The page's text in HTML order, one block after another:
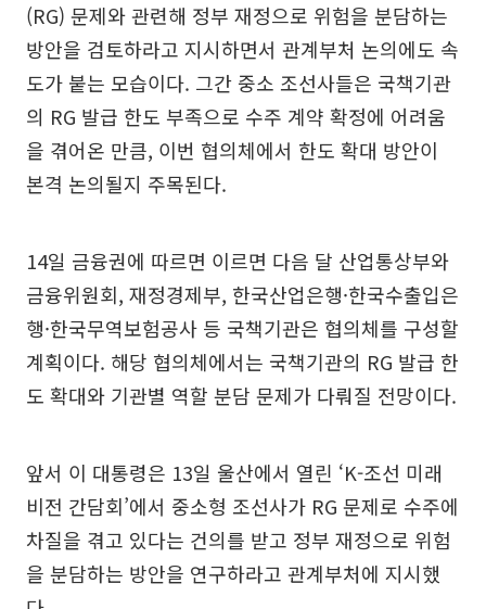
(RG) 문제와 관련해 정부 재정으로 위험을 분담하는
방안을 검토하라고 지시하면서 관계부처 논의에도 속
도가 붙는 모습이다. 그간 중소 조선사들은 국책기관
의 RG 발급 한도 부족으로 수주 계약 확정에 어려움
을 겪어온 만큼, 이번 협의체에서 한도 확대 방안이
본격 논의될지 주목된다.
14일 금융권에 따르면 이르면 다음 달 산업통상부와
금융위원회, 재정경제부, 한국산업은행·한국수출입은
행·한국무역보험공사 등 국책기관은 협의체를 구성할
계획이다. 해당 협의체에서는 국책기관의 RG 발급 한
도 확대와 기관별 역할 분담 문제가 다뤄질 전망이다.
앞서 이 대통령은 13일 울산에서 열린 ‘K-조선 미래
비전 간담회’에서 중소형 조선사가 RG 문제로 수주에
차질을 겪고 있다는 건의를 받고 정부 재정으로 위험
을 분담하는 방안을 연구하라고 관계부처에 지시했